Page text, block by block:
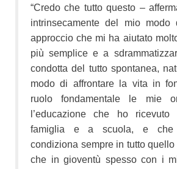
“Credo che tutto questo –
intrinsecamente del mio
approccio che mi ha aiutato
più semplice e a
condotta del tutto spontanea,
modo di affrontare la vita in
ruolo fondamentale le mie
l’educazione che ho
famiglia e a scuola, e che
condiziona sempre in tutto
che in gioventù spesso con i